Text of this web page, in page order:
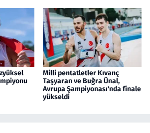
Milli pentatletler Kıvanç
Taşyaran ve Buğra Ünal,
Avrupa Şampiyonası'nda finale
yükseldi